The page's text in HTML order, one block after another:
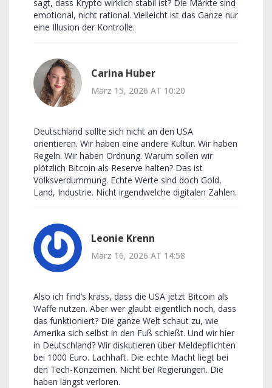
sagt, dass Krypto wirklich stabil ist? Die Märkte sind
emotional, nicht rational. Vielleicht ist das Ganze nur
eine Illusion der Kontrolle.
Carina Huber
März 15, 2026 AT 10:20
Deutschland sollte sich nicht an den USA
orientieren. Wir haben eine andere Kultur. Wir haben
Regeln. Wir haben Ordnung. Warum sollen wir
plötzlich Bitcoin als Reserve halten? Das ist
Volksverdummung. Echte Werte sind doch Gold,
Land, Industrie. Nicht irgendwelche digitalen Zahlen.
Leonie Krenn
März 16, 2026 AT 14:58
Also ich find’s krass, dass die USA jetzt Bitcoin als
Waffe nutzen. Aber wer glaubt eigentlich noch, dass
das funktioniert? Die ganze Welt schaut zu, wie
Amerika sich selbst in den Fuß schießt. Und wir hier
in Deutschland? Wir diskutieren über Meldepflichten
bei 1000 Euro. Lachhaft. Die echte Macht liegt bei
den Tech-Konzernen. Nicht bei Regierungen. Die
haben längst verloren.